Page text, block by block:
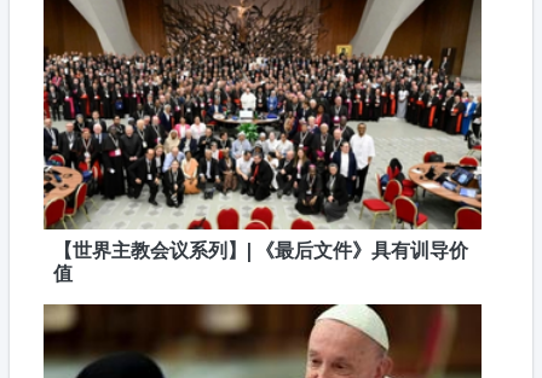
【世界主教会议系列】| 《最后文件》具有训导价
值